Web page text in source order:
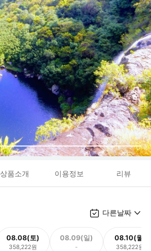
상품소개 이용정보 리뷰
다른날짜
08.08(토)
358,222원
08.09(일)
-
08.10(월)
358,222원